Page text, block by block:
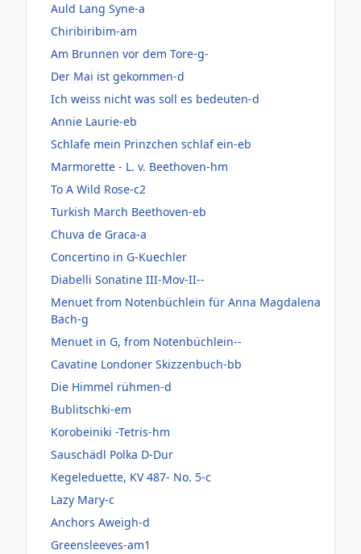
Auld Lang Syne-a
Chiribiribim-am
Am Brunnen vor dem Tore-g-
Der Mai ist gekommen-d
Ich weiss nicht was soll es bedeuten-d
Annie Laurie-eb
Schlafe mein Prinzchen schlaf ein-eb
Marmorette - L. v. Beethoven-hm
To A Wild Rose-c2
Turkish March Beethoven-eb
Chuva de Graca-a
Concertino in G-Kuechler
Diabelli Sonatine III-Mov-II--
Menuet from Notenbüchlein für Anna Magdalena
Bach-g
Menuet in G, from Notenbüchlein--
Cavatine Londoner Skizzenbuch-bb
Die Himmel rühmen-d
Bublitschki-em
Korobeiniki -Tetris-hm
Sauschädl Polka D-Dur
Kegeleduette, KV 487- No. 5-c
Lazy Mary-c
Anchors Aweigh-d
Greensleeves-am1